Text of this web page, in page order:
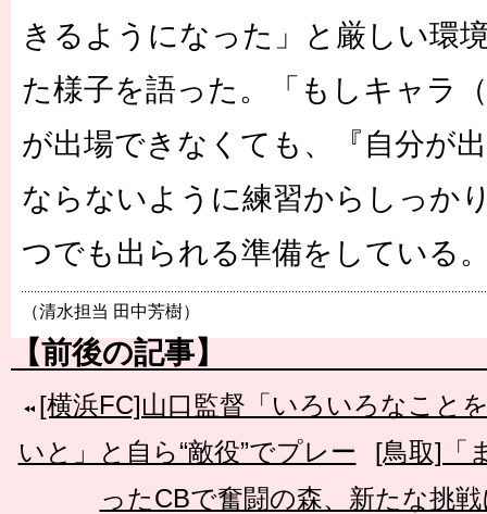
きるようになった」と厳しい環
た様子を語った。「もしキャラ
が出場できなくても、『自分が
ならないように練習からしっか
つでも出られる準備をしている
（清水担当 田中芳樹）
【前後の記事】
[横浜FC]山口監督「いろいろなこと
いと」と自ら“敵役”でプレー
[鳥取]「
ったCBで奮闘の森、新たな挑